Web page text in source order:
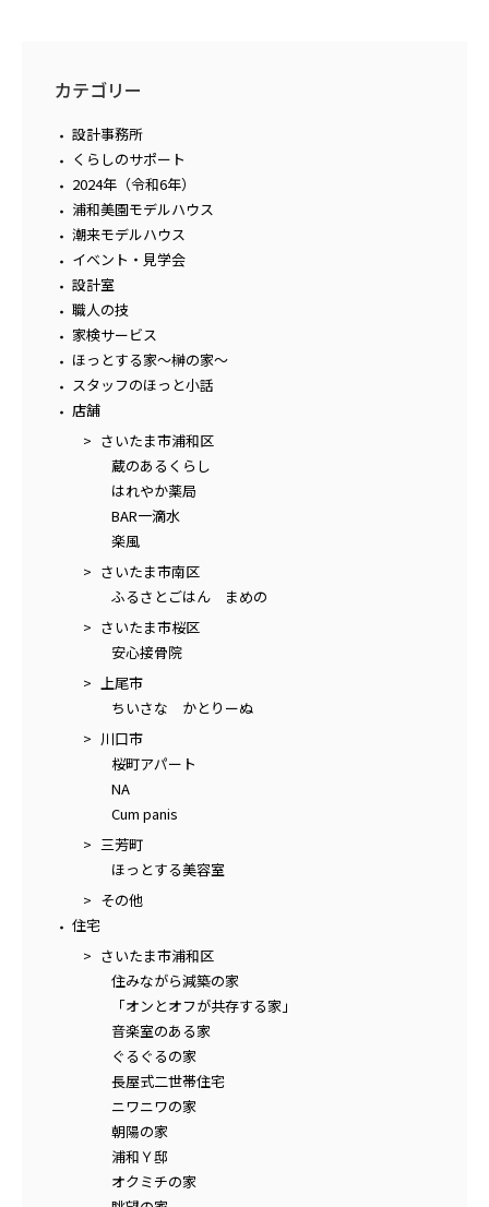
カテゴリー
設計事務所
くらしのサポート
2024年（令和6年）
浦和美園モデルハウス
潮来モデルハウス
イベント・見学会
設計室
職人の技
家検サービス
ほっとする家～榊の家～
スタッフのほっと小話
店舗
さいたま市浦和区
蔵のあるくらし
はれやか薬局
BAR一滴水
楽風
さいたま市南区
ふるさとごはん まめの
さいたま市桜区
安心接骨院
上尾市
ちいさな かとりーぬ
川口市
桜町アパート
NA
Cum panis
三芳町
ほっとする美容室
その他
住宅
さいたま市浦和区
住みながら減築の家
「オンとオフが共存する家」
音楽室のある家
ぐるぐるの家
長屋式二世帯住宅
ニワニワの家
朝陽の家
浦和Ｙ邸
オクミチの家